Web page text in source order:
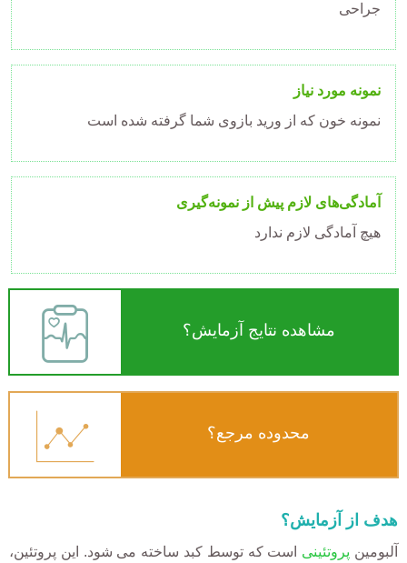
جراحی
نمونه مورد نیاز
نمونه خون که از ورید بازوی شما گرفته شده است
آمادگی‌های لازم پیش از نمونه‌گیری
هیچ آمادگی لازم ندارد
مشاهده نتایج آزمایش؟
محدوده مرجع؟
هدف از آزمایش؟
آلبومین پروتئینی است که توسط کبد ساخته می شود. این پروتئین،